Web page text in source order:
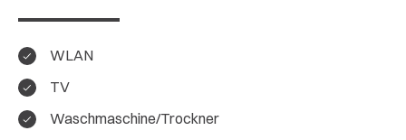
WLAN
TV
Waschmaschine/Trockner